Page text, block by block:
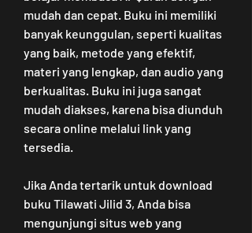
mudah dan cepat. Buku ini memiliki
banyak keunggulan, seperti kualitas
yang baik, metode yang efektif,
materi yang lengkap, dan audio yang
berkualitas. Buku ini juga sangat
mudah diakses, karena bisa diunduh
secara online melalui link yang
tersedia.
Jika Anda tertarik untuk download
buku Tilawati Jilid 3, Anda bisa
mengunjungi situs web yang